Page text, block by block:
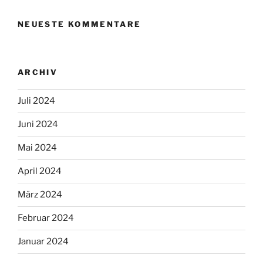
NEUESTE KOMMENTARE
ARCHIV
Juli 2024
Juni 2024
Mai 2024
April 2024
März 2024
Februar 2024
Januar 2024